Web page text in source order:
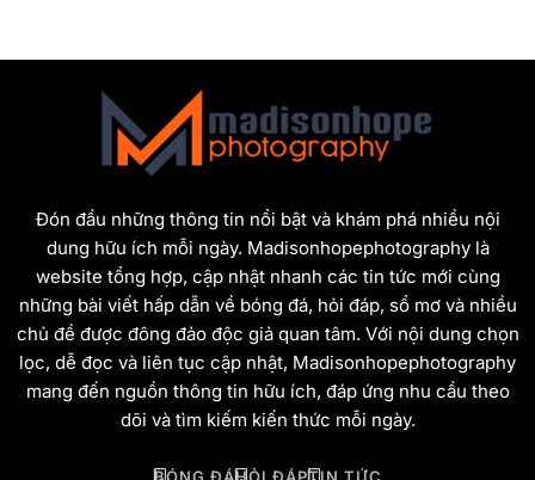
Đón đầu những thông tin nổi bật và khám phá nhiều nội
dung hữu ích mỗi ngày. Madisonhopephotography là
website tổng hợp, cập nhật nhanh các tin tức mới cùng
những bài viết hấp dẫn về bóng đá, hỏi đáp, sổ mơ và nhiều
chủ đề được đông đảo độc giả quan tâm. Với nội dung chọn
lọc, dễ đọc và liên tục cập nhật, Madisonhopephotography
mang đến nguồn thông tin hữu ích, đáp ứng nhu cầu theo
dõi và tìm kiếm kiến thức mỗi ngày.
BÓNG ĐÁHỎI ĐÁPTIN TỨC